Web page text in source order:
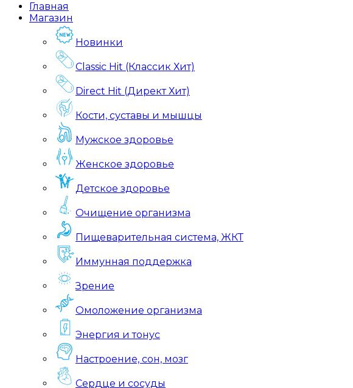
Главная
Магазин
Новинки
Classic Hit (Классик Хит)
Direct Hit (Директ Хит)
Кости, суставы и мышцы
Мужское здоровье
Женское здоровье
Детское здоровье
Очищение организма
Пищеварительная система, ЖКТ
Иммунная поддержка
Зрение
Омоложение организма
Энергия и тонус
Настроение, сон, мозг
Сердце и сосуды